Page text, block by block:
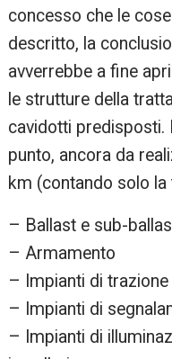
concesso che le
descritto, la
avverrebbe a fine
le strutture della
cavidotti predisposti.
punto, ancora da
km (contando solo
– Ballast e sub-
– Armamento
– Impianti di trazione
– Impianti di
– Impianti di